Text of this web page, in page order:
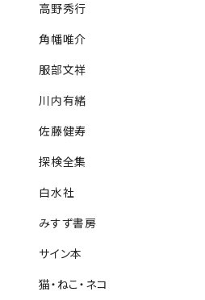
高野秀行
角幡唯介
服部文祥
川内有緒
佐藤健寿
探検全集
白水社
みすず書房
サイン本
猫・ねこ・ネコ